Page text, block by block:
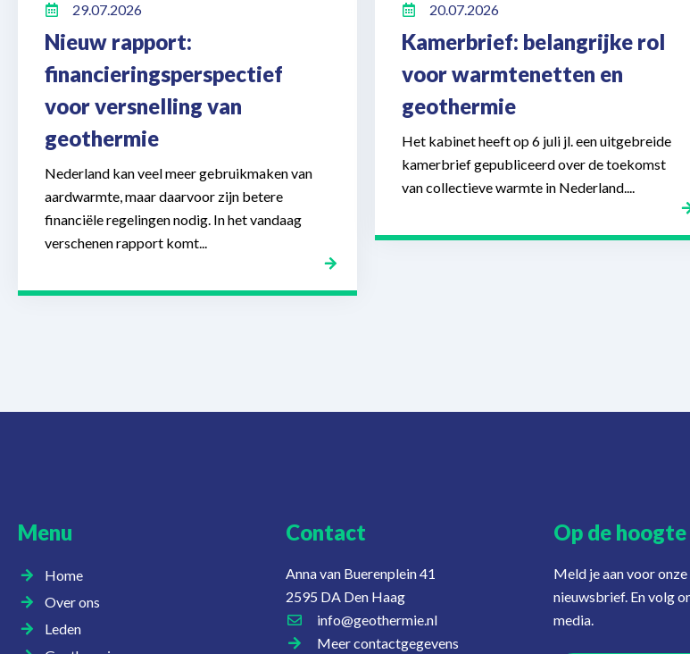
29.07.2026
Nieuw rapport:
financieringsperspectief
voor versnelling van
geothermie
Nederland kan veel meer gebruikmaken van
aardwarmte, maar daarvoor zijn betere
financiële regelingen nodig. In het vandaag
verschenen rapport komt...
20.07.2026
Kamerbrief: belangrijke rol
voor warmtenetten en
geothermie
Het kabinet heeft op 6 juli jl. een uitgebreide
kamerbrief gepubliceerd over de toekomst
van collectieve warmte in Nederland....
Menu
Home
Over ons
Leden
Contact
Anna van Buerenplein 41
2595 DA Den Haag
info@geothermie.nl
Meer contactgegevens
Op de
Meld je aan voor
nieuwsbrief. En volg
media.